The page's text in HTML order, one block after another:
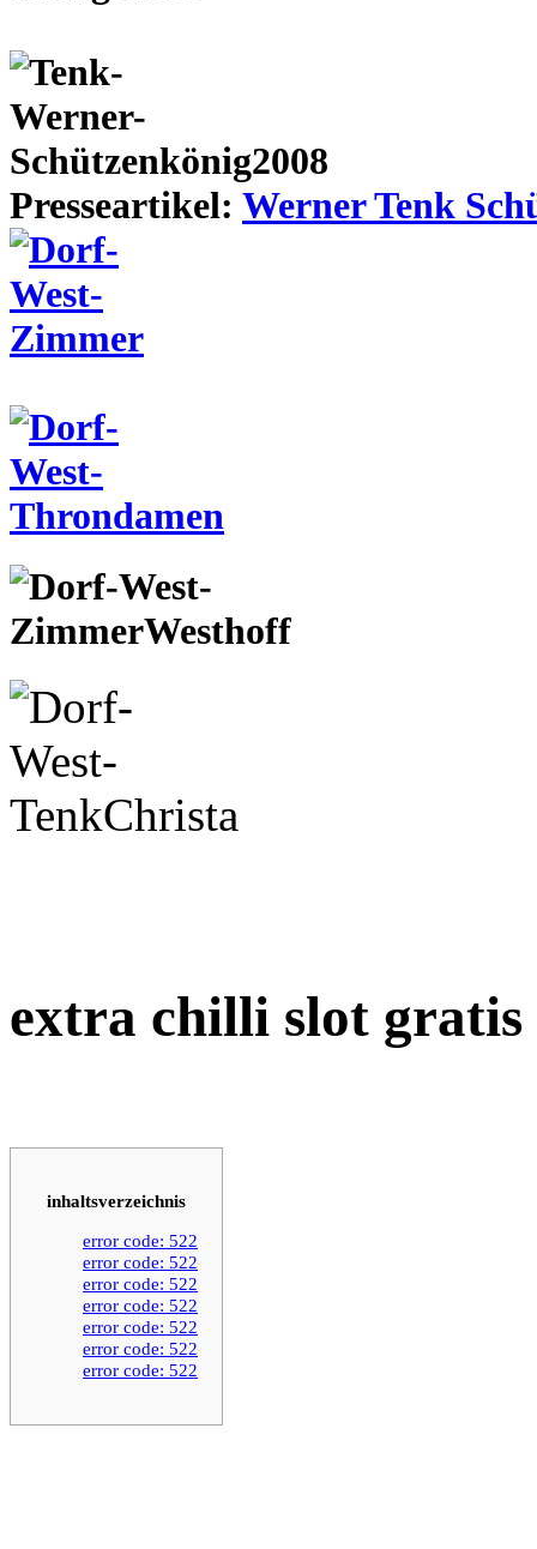
Presseartikel: Werner Tenk
extra chilli slot gratis
inhaltsverzeichnis
error code: 522
error code: 522
error code: 522
error code: 522
error code: 522
error code: 522
error code: 522